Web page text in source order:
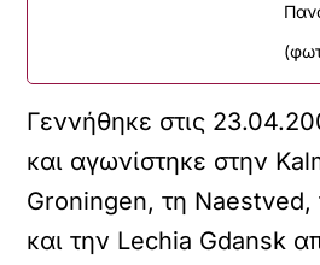
Γεννήθηκε στις
και αγωνίστηκε στην
Groningen, τη Naestved,
και την Lechia Gdansk